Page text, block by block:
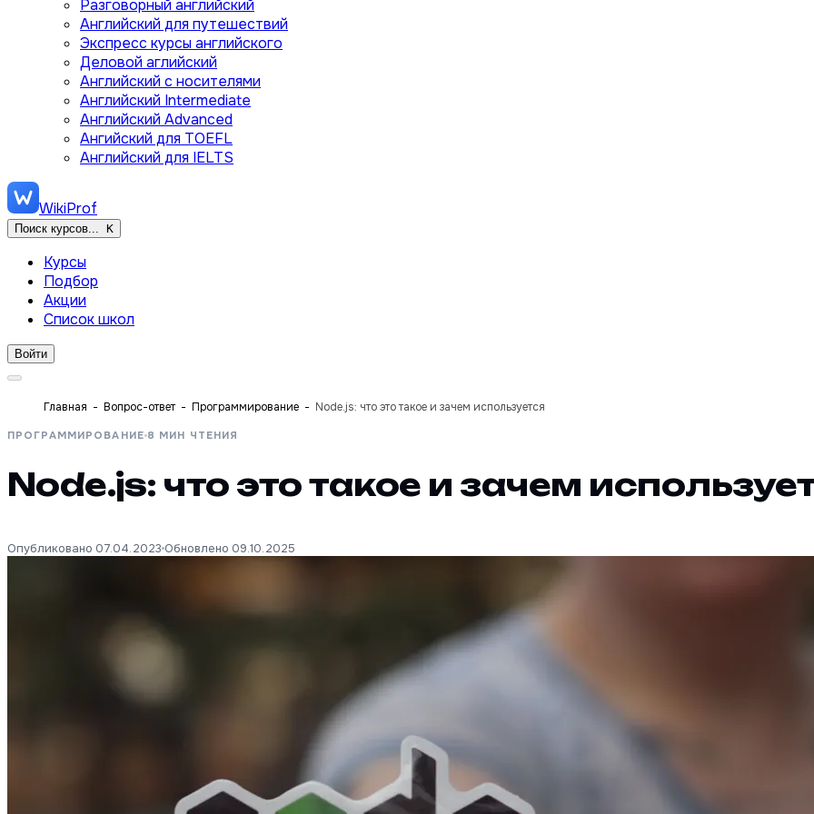
Разговорный английский
Английский для путешествий
Экспресс курсы английского
Деловой аглийский
Английский с носителями
Английский Intermediate
Английский Advanced
Ангийский для TOEFL
Английский для IELTS
WikiProf
Поиск курсов... K
Курсы
Подбор
Акции
Список школ
Войти
Главная Вопрос-ответ Программирование Node.js: что это такое и зачем используется
ПРОГРАММИРОВАНИЕ 8 МИН ЧТЕНИЯ
Node.js: что это такое и зачем
Опубликовано 07.04.2023 Обновлено 09.10.2025